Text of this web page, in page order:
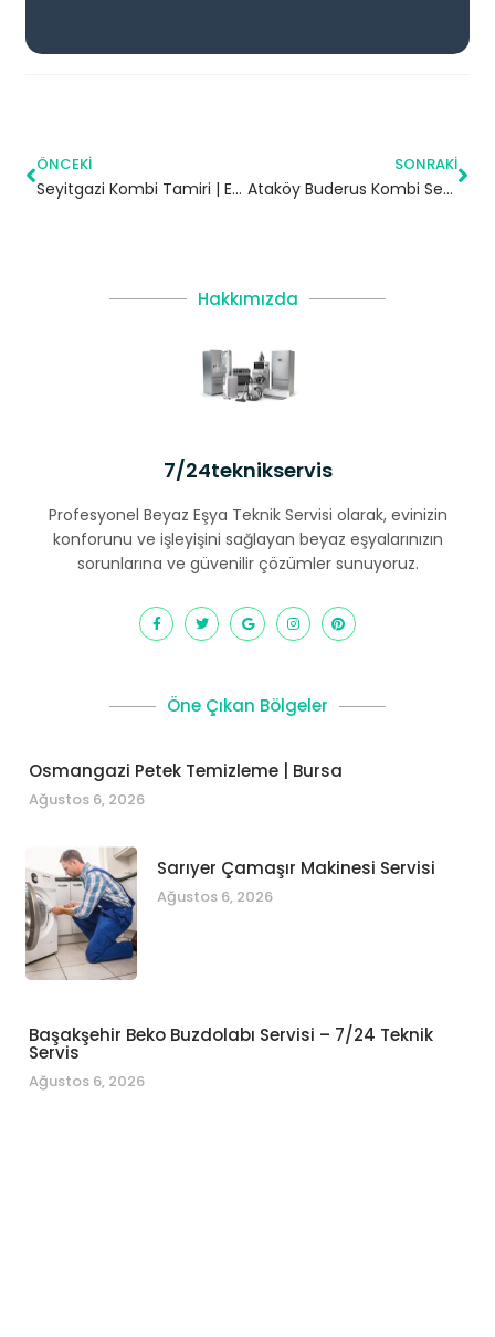
ÖNCEKI
Seyitgazi Kombi Tamiri | Eskişehir
SONRAKI
Ataköy Buderus Kombi Servisi – Küçükçekmece Yetkili Servis
Hakkımızda
7/24teknikservis
Profesyonel Beyaz Eşya Teknik Servisi olarak, evinizin
konforunu ve işleyişini sağlayan beyaz eşyalarınızın
sorunlarına ve güvenilir çözümler sunuyoruz.
Öne Çıkan Bölgeler
Osmangazi Petek Temizleme | Bursa
Ağustos 6, 2026
Sarıyer Çamaşır Makinesi Servisi
Ağustos 6, 2026
Başakşehir Beko Buzdolabı Servisi – 7/24 Teknik
Servis
Ağustos 6, 2026